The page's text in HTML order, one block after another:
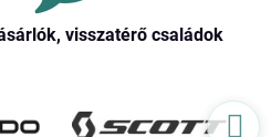
visszatérő családok